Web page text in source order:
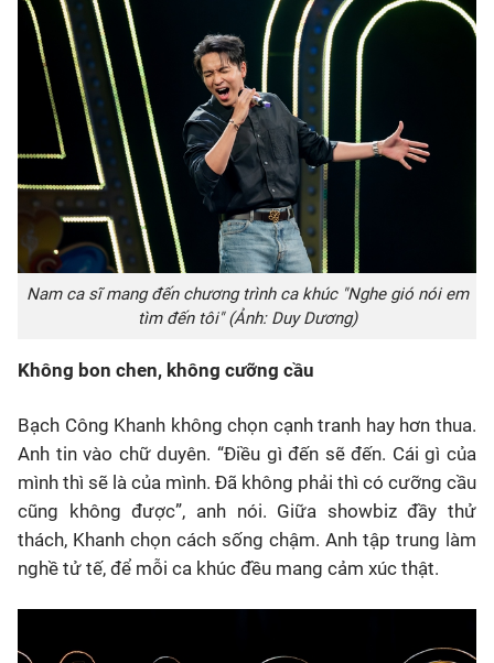
Nam ca sĩ mang đến chương trình ca khúc "Nghe gió nói em
tìm đến tôi" (Ảnh: Duy Dương)
Không bon chen, không cưỡng cầu
Bạch Công Khanh không chọn cạnh tranh hay hơn thua.
Anh tin vào chữ duyên. “Điều gì đến sẽ đến. Cái gì của
mình thì sẽ là của mình. Đã không phải thì có cưỡng cầu
cũng không được”, anh nói. Giữa showbiz đầy thử
thách, Khanh chọn cách sống chậm. Anh tập trung làm
nghề tử tế, để mỗi ca khúc đều mang cảm xúc thật.